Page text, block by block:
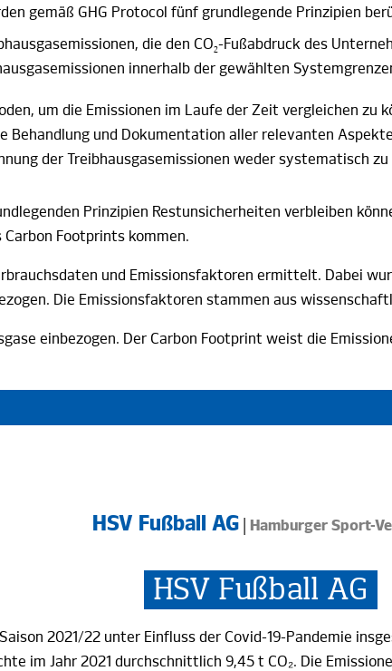
gemäß GHG Protocol fünf grundlegende Prinzipien
die den CO2-Fußabdruck des
innerhalb der gewählten
um die Emissionen im Laufe der Zeit vergleichen zu
Behandlung und Dokumentation aller relevanten Aspekte
der Treibhausgasemissionen weder systematisch
Prinzipien Restunsicherheiten verbleiben
Footprints kommen.
und Emissionsfaktoren ermittelt. Dabei
Die Emissionsfaktoren stammen aus
einbezogen. Der Carbon Footprint weist die
HSV Fußball AG Hamburger Sport-
HSV Fußball AG
2021/22 unter Einfluss der Covid-19-Pandemie
im Jahr 2021 durchschnittlich 9,45 t CO₂. Die